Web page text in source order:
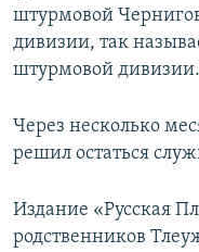
КРЫМ.НЕПОКОРЕННЫЙ
ELIFBE
Все сайты RFE/RL
штурмовой
дивизии, так
штурмовой дивизии.
Через несколько
решил остаться
Издание «Русская
родственников